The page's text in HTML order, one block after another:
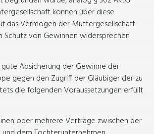
können über diese
das Vermögen der Muttergesellschaft
Schutz von Gewinnen widersprechen
Absicherung der Gewinne der
gegen den Zugriff der Gläubiger der zu
die folgenden Voraussetzungen erfüllt
oder mehrere Verträge zwischen der